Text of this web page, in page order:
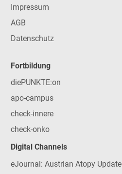
Impressum
AGB
Datenschutz
Fortbildung
diePUNKTE:on
apo-campus
check-innere
check-onko
Digital Channels
eJournal: Austrian Atopy Update